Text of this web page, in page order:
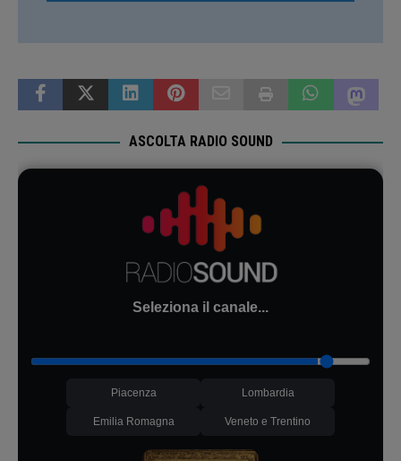
ASCOLTA RADIO SOUND
Seleziona il canale...
Piacenza Lombardia
Emilia Romagna Veneto e Trentino